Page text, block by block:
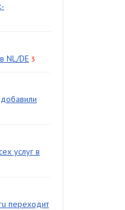
NL/DE 3
услуг в
переходит